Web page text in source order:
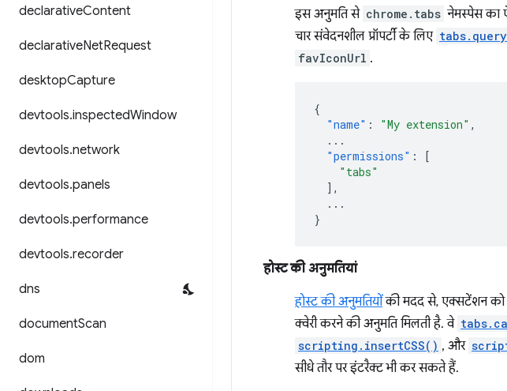
declarativeContent
declarativeNetRequest
desktopCapture
devtools.inspectedWindow
devtools.network
devtools.panels
devtools.performance
devtools.recorder
dns
documentScan
dom
इस अनुमति से chrome.tabs नेमस्पेस का
चार संवेदनशील प्रॉपर्टी के लिए
favIconUrl .
{
"name" : "My extension" ,
...
"permissions" :
[
"tabs"
],
...
}
होस्ट की अनुमतियां
होस्ट की अनुमतियोंकी मदद से, एक्सटेंशन को
क्वेरी करने की अनुमति मिलती है. वे
scripting.insertCSS() , और
सीधे तौर पर इंटरैक्ट भी कर सकते हैं.